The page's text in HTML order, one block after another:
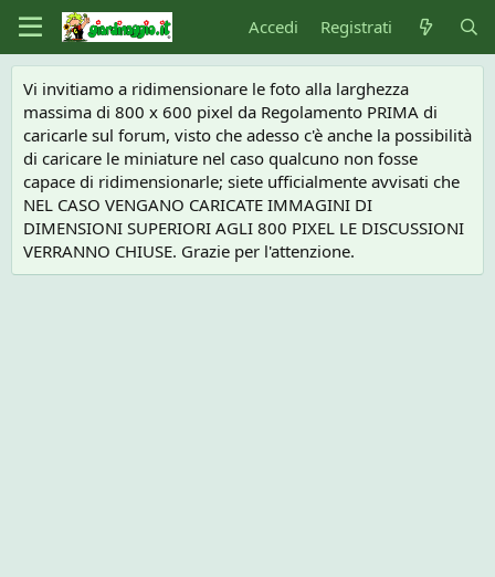
Accedi Registrati
Vi invitiamo a ridimensionare le foto alla larghezza
massima di 800 x 600 pixel da Regolamento PRIMA di
caricarle sul forum, visto che adesso c'è anche la possibilità
di caricare le miniature nel caso qualcuno non fosse
capace di ridimensionarle; siete ufficialmente avvisati che
NEL CASO VENGANO CARICATE IMMAGINI DI
DIMENSIONI SUPERIORI AGLI 800 PIXEL LE DISCUSSIONI
VERRANNO CHIUSE. Grazie per l'attenzione.